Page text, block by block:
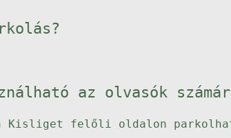
az olvasók
felőli oldalon